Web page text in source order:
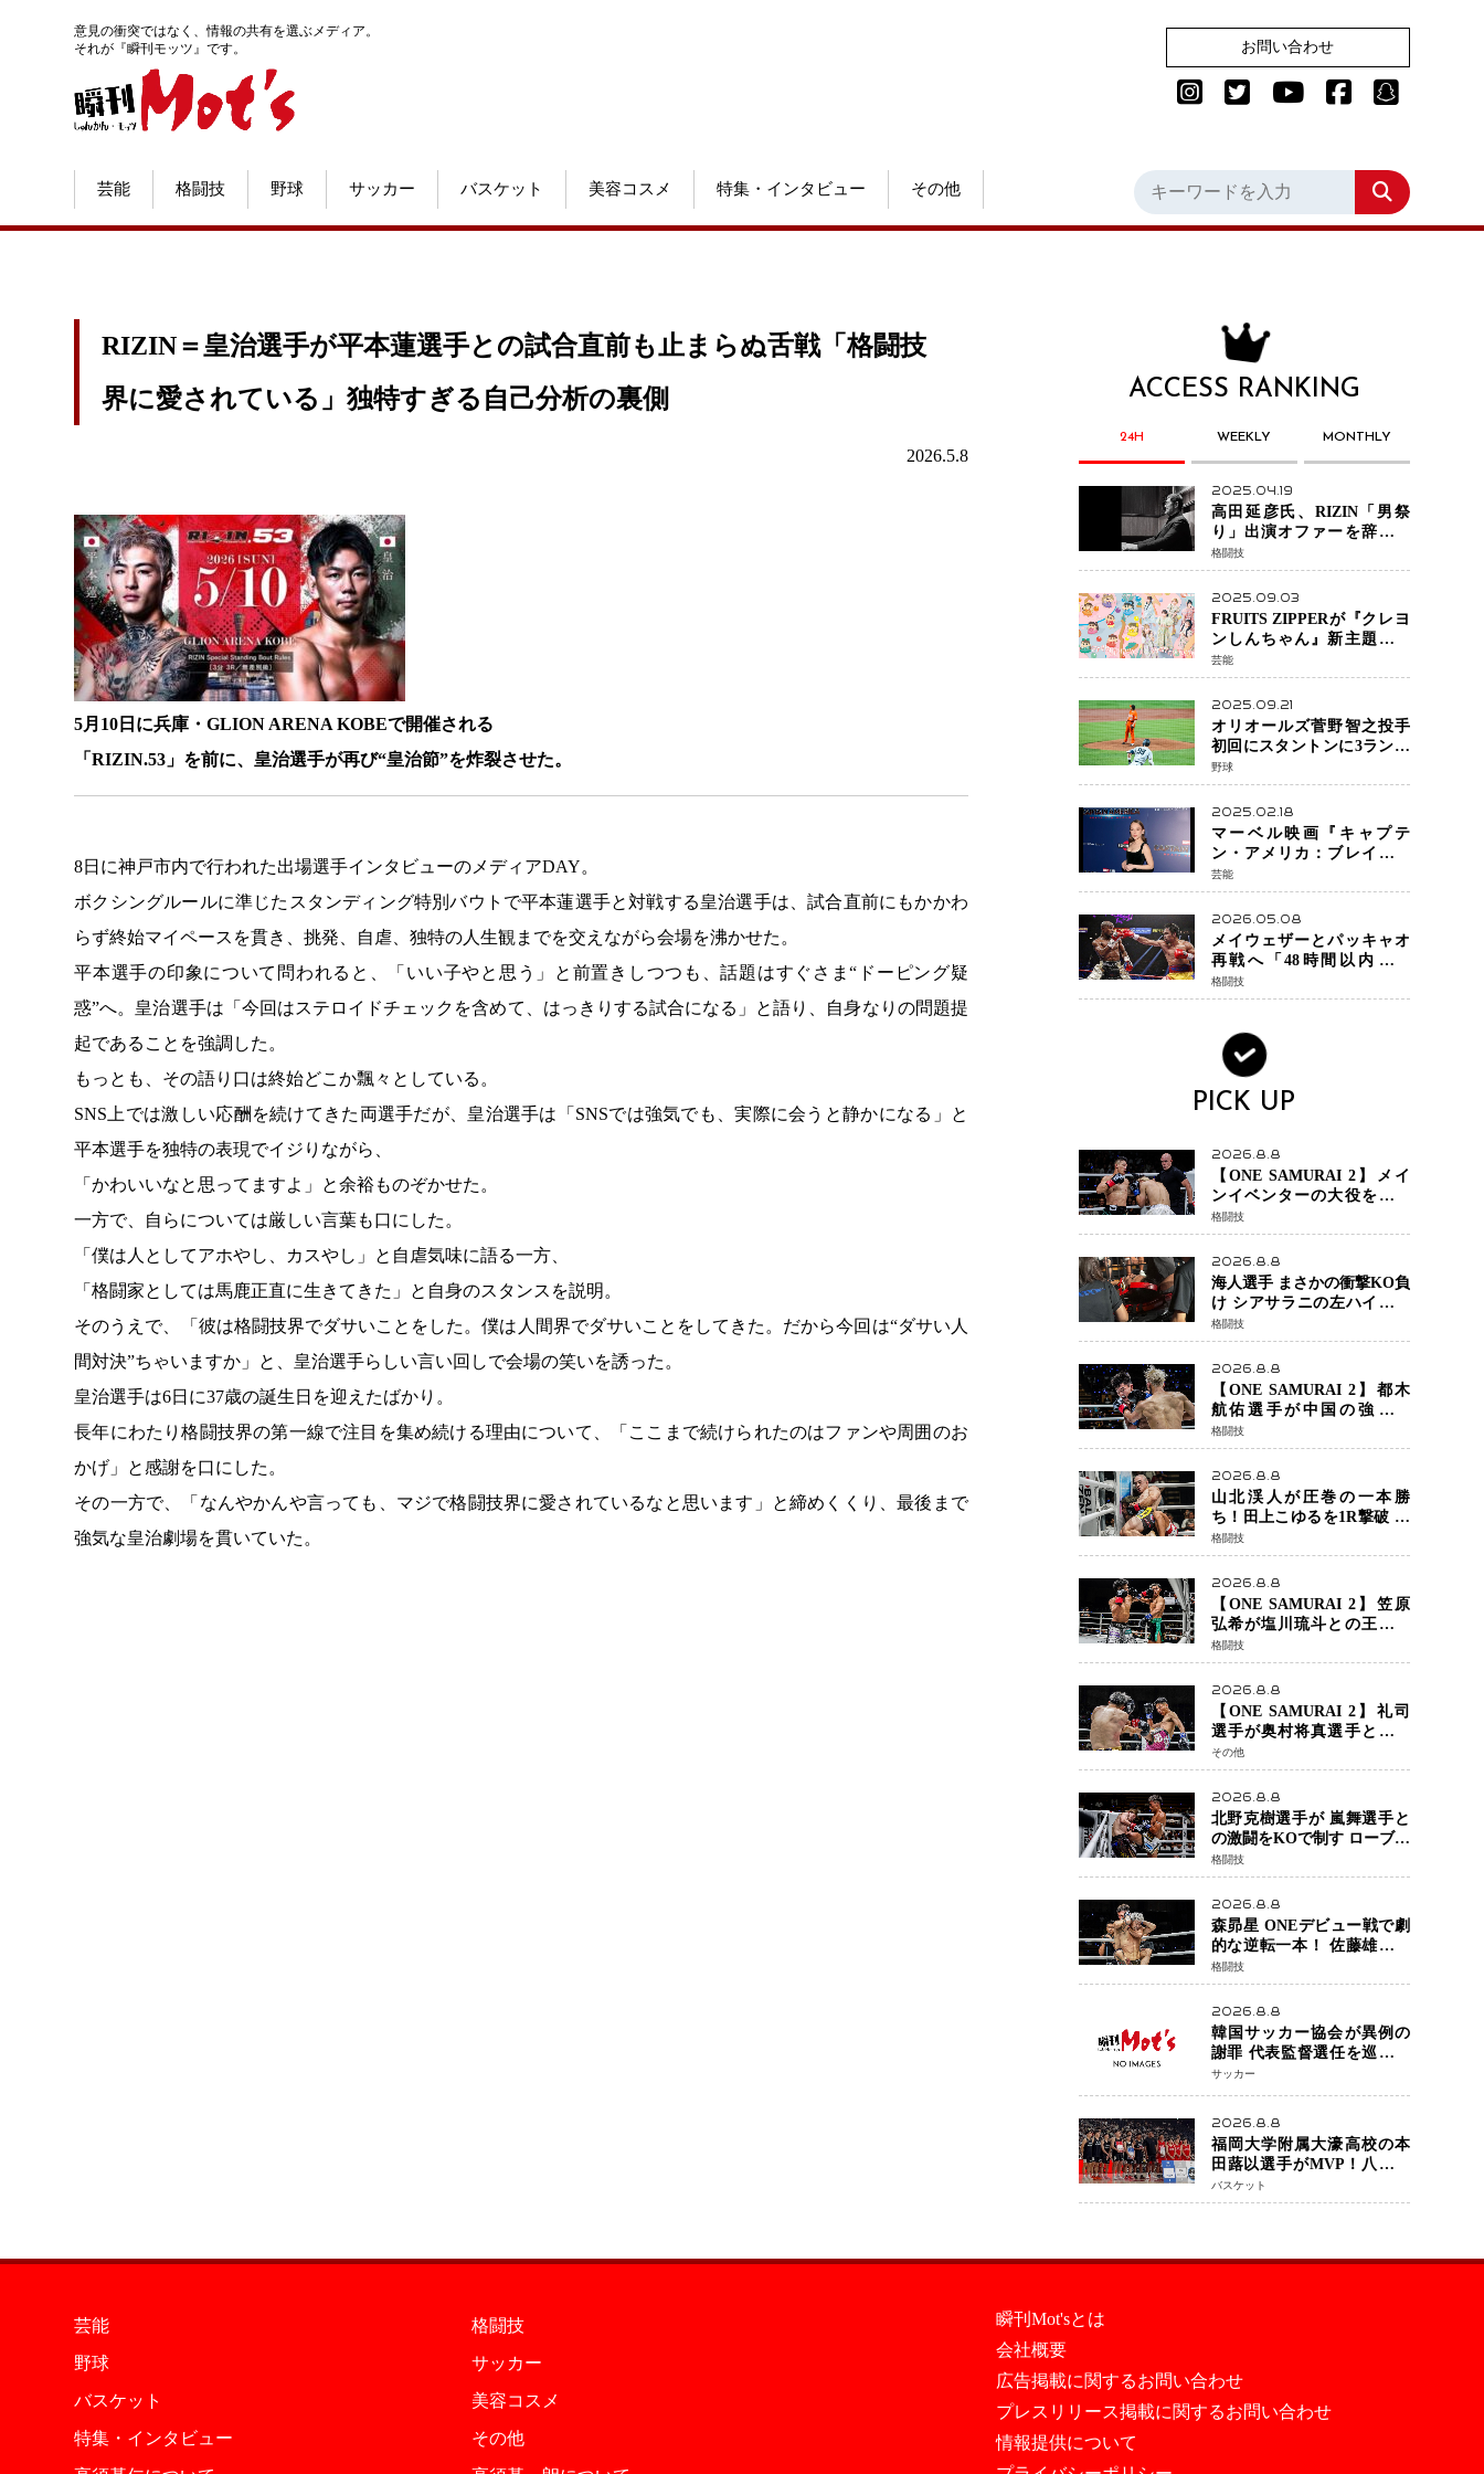
意見の衝突ではなく、情報の共有を選ぶメディア。
それが『瞬刊モッツ』です。
お問い合わせ
芸能 格闘技 野球 サッカー バスケット 美容コスメ 特集・インタビュー その他
RIZIN＝皇治選手が平本蓮選手との試合直前も止まらぬ舌戦「格闘技
界に愛されている」独特すぎる自己分析の裏側
2026.5.8
5月10日に兵庫・GLION ARENA KOBEで開催される
「RIZIN.53」を前に、皇治選手が再び“皇治節”を炸裂させた。
8日に神戸市内で行われた出場選手インタビューのメディアDAY。
ボクシングルールに準じたスタンディング特別バウトで平本蓮選手と対戦する皇治選手は、試合直前にもかかわ
らず終始マイペースを貫き、挑発、自虐、独特の人生観までを交えながら会場を沸かせた。
平本選手の印象について問われると、「いい子やと思う」と前置きしつつも、話題はすぐさま“ドーピング疑
惑”へ。皇治選手は「今回はステロイドチェックを含めて、はっきりする試合になる」と語り、自身なりの問題提
起であることを強調した。
もっとも、その語り口は終始どこか飄々としている。
SNS上では激しい応酬を続けてきた両選手だが、皇治選手は「SNSでは強気でも、実際に会うと静かになる」と
平本選手を独特の表現でイジりながら、
「かわいいなと思ってますよ」と余裕ものぞかせた。
一方で、自らについては厳しい言葉も口にした。
「僕は人としてアホやし、カスやし」と自虐気味に語る一方、
「格闘家としては馬鹿正直に生きてきた」と自身のスタンスを説明。
そのうえで、「彼は格闘技界でダサいことをした。僕は人間界でダサいことをしてきた。だから今回は“ダサい人
間対決”ちゃいますか」と、皇治選手らしい言い回しで会場の笑いを誘った。
皇治選手は6日に37歳の誕生日を迎えたばかり。
長年にわたり格闘技界の第一線で注目を集め続ける理由について、「ここまで続けられたのはファンや周囲のお
かげ」と感謝を口にした。
その一方で、「なんやかんや言っても、マジで格闘技界に愛されているなと思います」と締めくくり、最後まで
強気な皇治劇場を貫いていた。
ACCESS RANKING
24H WEEKLY MONTHLY
2025.04.19
高田延彦氏、RIZIN「男祭
り」出演オファーを辞退
統括本部長時代の役目「す
でに終えています」と明言
格闘技
2025.09.03
FRUITS ZIPPERが『クレヨ
ンしんちゃん』新主題歌を
担当
芸能
2025.09.21
オリオールズ菅野智之投手
初回にスタントンに3ラン被
弾 3回6安打4失点で降板
野球
2025.02.18
マーベル映画『キャプテ
ン・アメリカ：ブレイブ・
ニュー・ワールド』 新ブラ
ック・ウィドウ役のシラ・
ハースとは！？
芸能
2026.05.08
メイウェザーとパッキャオ
再戦へ「48時間以内に決
着」公式戦かエキシビショ
ンか混迷続く
格闘技
PICK UP
2026.8.8
【ONE SAMURAI 2】メイ
ンイベンターの大役をしっ
かりやってのけた野杁正明
が衝撃のリベンジ！ リ
ウ・メンヤンを1R・2分59秒
KO、左カウンターで完全決
着
格闘技
2026.8.8
海人選手 まさかの衝撃KO負
け シアサラニの左ハイが炸
裂 リベンジ戦は一瞬で決着
格闘技
2026.8.8
【ONE SAMURAI 2】都木
航佑選手が中国の強豪ル
オ・チャオ選手の猛攻を受
けながらも的確な攻撃で応
戦 最後まで打ち合うも判
定でチャオに軍配
格闘技
2026.8.8
山北渓人が圧巻の一本勝
ち！田上こゆるを1R撃破 ケ
ルベロスチョークで存在感
を示す
格闘技
2026.8.8
【ONE SAMURAI 2】笠原
弘希が塩川琉斗との王者対
決を制す 圧力で主導権を握
り判定勝利
格闘技
2026.8.8
【ONE SAMURAI 2】礼司
選手が奥村将真選手との接
戦を制す カウンターと正確
な打撃で判定勝利
その他
2026.8.8
北野克樹選手が 嵐舞選手と
の激闘をKOで制す ローブロ
ーが相次ぐ波乱の展開…涙
の勝利「生まれてくる娘の
ために750万円を使いたい」
格闘技
2026.8.8
森昴星 ONEデビュー戦で劇
的な逆転一本！ 佐藤雄介の
強烈な打撃を耐え抜き、リ
アネイキッドチョークで勝
利
格闘技
2026.8.8
韓国サッカー協会が異例の
謝罪 代表監督選任を巡る疑
惑など相次ぐ問題「組織の
刷新」誓う
サッカー
2026.8.8
福岡大学附属大濠高校の本
田蕗以選手がMVP！八村塁
主宰「BLACK SAMURAI
SUMMIT 2026」で存在感
バスケット
芸能
格闘技
野球
サッカー
バスケット
美容コスメ
特集・インタビュー
その他
瞬刊Mot'sとは
会社概要
広告掲載に関するお問い合わせ
プレスリリース掲載に関するお問い合わせ
情報提供について